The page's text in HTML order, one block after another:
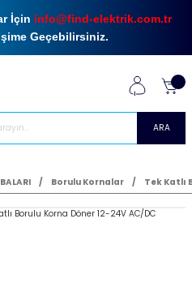
İçin info@find-elektrik.com.tr
Geçebilirsiniz.
ARA
Borulu Kornalar Tek Katlı